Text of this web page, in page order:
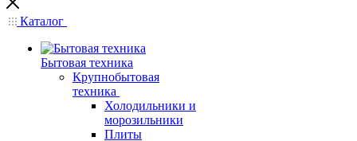
Каталог
Бытовая техника
Крупнобытовая
техника
Холодильники и
морозильники
Плиты